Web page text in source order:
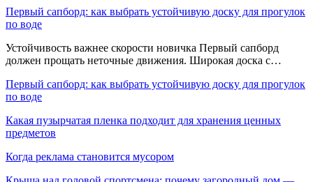
Первый сапборд: как выбрать устойчивую доску для прогулок
по воде
Устойчивость важнее скорости новичка Первый сапборд
должен прощать неточные движения. Широкая доска с…
Первый сапборд: как выбрать устойчивую доску для прогулок
по воде
Какая пузырчатая пленка подходит для хранения ценных
предметов
Когда реклама становится мусором